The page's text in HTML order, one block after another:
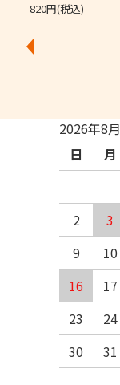
820円(税込)
2026年8月
日
月
2
3
9
10
16
17
23
24
30
31